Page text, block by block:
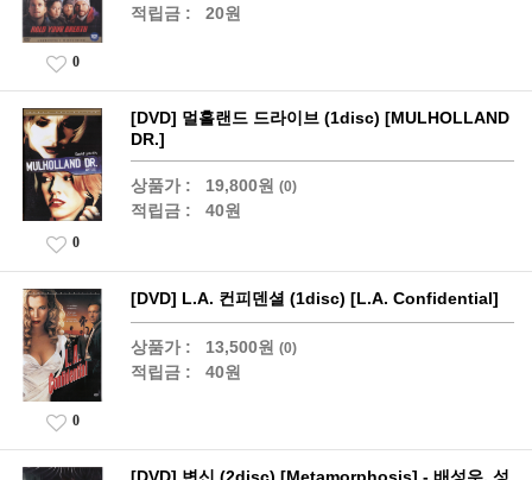
적립금 : 20원
0
[DVD] 멀홀랜드 드라이브 (1disc) [MULHOLLAND
DR.]
상품가 : 19,800원 (0)
적립금 : 40원
0
[DVD] L.A. 컨피덴셜 (1disc) [L.A. Confidential]
상품가 : 13,500원 (0)
적립금 : 40원
0